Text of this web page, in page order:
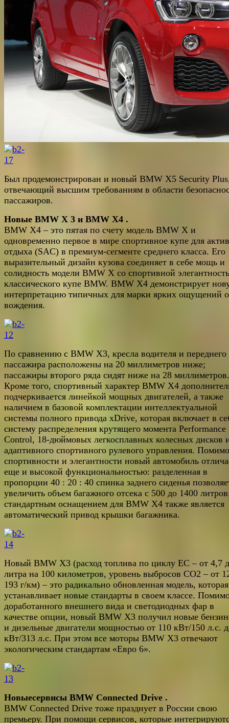
Был продемонстрирован и новый BMW X5 Security
отвечающий высшим требованиям в области
пассажиров.
Новые BMW X 3 и BMW X4 .
BMW X4 – это пятая по счету модель BMW X и
одновременно первое в мире спортивное купе для
отдыха (SAC) в премиум-сегменте среднего класса. Его
выразительный дизайн кузова соединяет в себе мощь и
солидность модели BMW X со спортивной
классического купе BMW. BMW X4 демонстрирует
интерпретацию типичных для марки ярких ощущений
вождения.
По сравнению с BMW X3, кресла водителя и переднего
пассажира расположены на 20 миллиметров ниже;
пассажиры второго ряда сидят ниже на 28 миллиметров.
Кроме того, спортивный характер BMW X4
подчеркивается линейкой мощных двигателей, а также
наличием в базовой комплектации интеллектуальной
системы полного привода xDrive, которая включает в
систему распределения крутящего момента Performance
Control, 18-дюймовых легкосплавных колесных дисков
адаптивного спортивного рулевого управления. Помимо
спортивности и элегантности новый автомобиль
еще и высокой функциональностью: разделенная в
пропорции 40 : 20 : 40 спинка заднего сиденья
увеличить объем багажного отсека с 500 до 1400
стандартным оснащением для BMW X4 также является
автоматический привод крышки багажника.
Новый BMW X3 (расход топлива по циклу EC – от 4,7
литра на 100 километров, уровень выбросов CO2 – от
193 г/км) – это радикально обновленная модель, которая
устанавливает новые стандарты в своем классе.
доработанного внешнего вида и светодиодных фар в
качестве опции, новый BMW X3 получил новые
и дизельные двигатели мощностью от 110 кВт/150 л.с.
кВт/313 л.с. При этом все моторы BMW X3 отвечают
экологическим стандартам «Евро 6».
Новыесервисы BMW Connected Drive .
BMW Connected Drive тоже празднует в России свою
премьеру. При помощи сервисов, которые